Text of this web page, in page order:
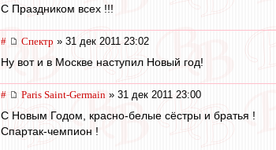
С Праздником всех !!!
# Спектр » 31 дек 2011 23:02
Ну вот и в Москве наступил Новый год!
# Paris Saint-Germain » 31 дек 2011 23:00
С Новым Годом, красно-белые сёстры и братья !
Спартак-чемпион !